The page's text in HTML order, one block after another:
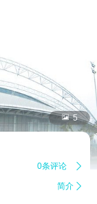
 5
0条评论 
简介 